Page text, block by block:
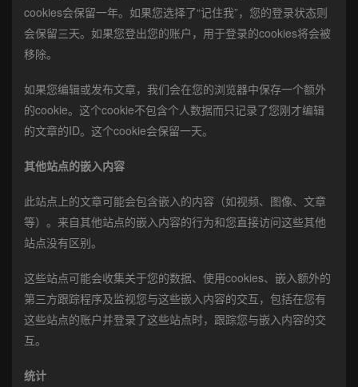
cookies会保留一年。如果您选择了“记住我”，您的登录状态则
会保留三天。如果您登出您的账户，用于登录的cookies将会被
移除。
如果您编辑或发布文章，我们会在您的浏览器中保存一个额外
的cookie。这个cookie不包含个人数据而只记录了您刚才编辑
的文章的ID。这个cookie会保留一天。
其他站点的嵌入内容
此站点上的文章可能会包含嵌入的内容（如视频、图像、文章
等）。来自其他站点的嵌入内容的行为和您直接访问这些其他
站点没有区别。
这些站点可能会收集关于您的数据、使用cookies、嵌入额外的
第三方跟踪程序及监视您与这些嵌入内容的交互，包括在您有
这些站点的账户并登录了这些站点时，跟踪您与嵌入内容的交
互。
统计